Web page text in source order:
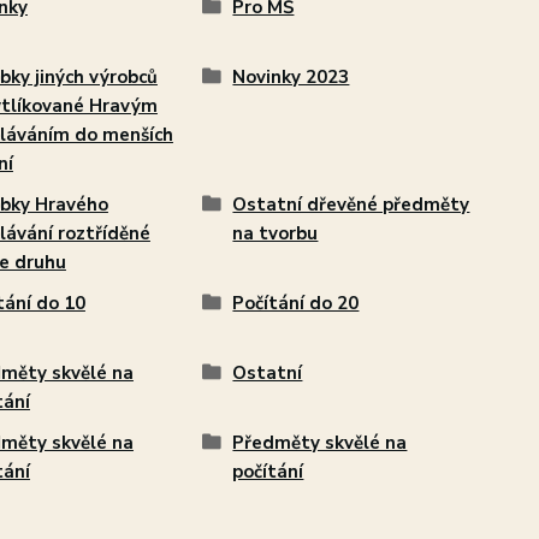
Pro MŠ
jiných výrobců
Hravým
do menších
Novinky 2023
Hravého
roztříděné
druhu
Ostatní dřevěné předměty
na tvorbu
do 10 Počítání do 20
skvělé na
Ostatní
skvělé na
Předměty skvělé na
počítání